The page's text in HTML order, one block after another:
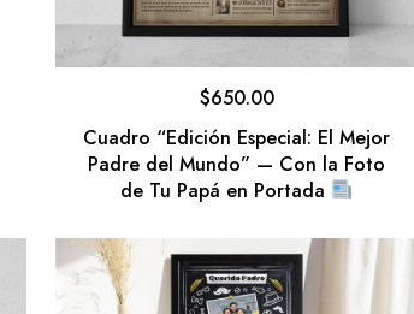
Cuadro “Edición Especial: El Mejor
Padre del Mundo” — Con la Foto
de Tu Papá en Portada
$650.00